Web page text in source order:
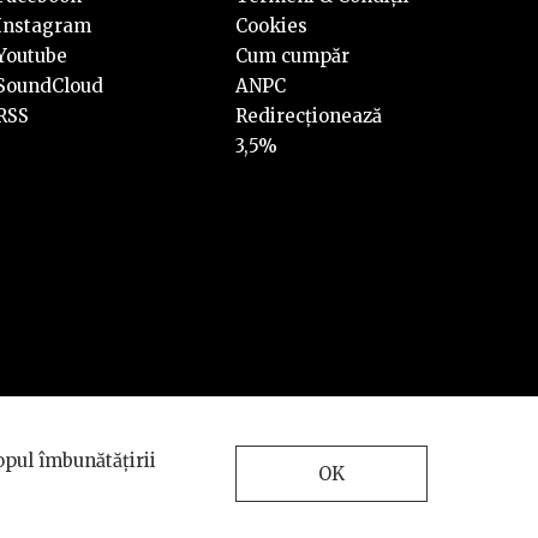
Cookies
Cum cumpăr
ANPC
Redirecționează
3,5%
INTERKORP
îmbunătățirii
OK